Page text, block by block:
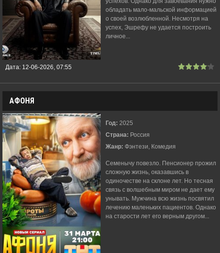
обладать мало-мальской информацией
о своей возлюбленной. Несмотря на
успех, Эшрефу не удается построить
личное...
Дата: 12-06-2026, 07:55
АФОНЯ
Год: 2025
Страна: Россия
Жанр: Фэнтези, Комедия
Семенычу повезло. Пенсионер прожил
сложную жизнь, оказавшись в
одиночестве на склоне лет. Но тесная
связь с волшебным миром не дает ему
унывать. Мужчина всю жизнь посвятил
лечению маленьких пациентов. Однако
на старости лет его верным другом...